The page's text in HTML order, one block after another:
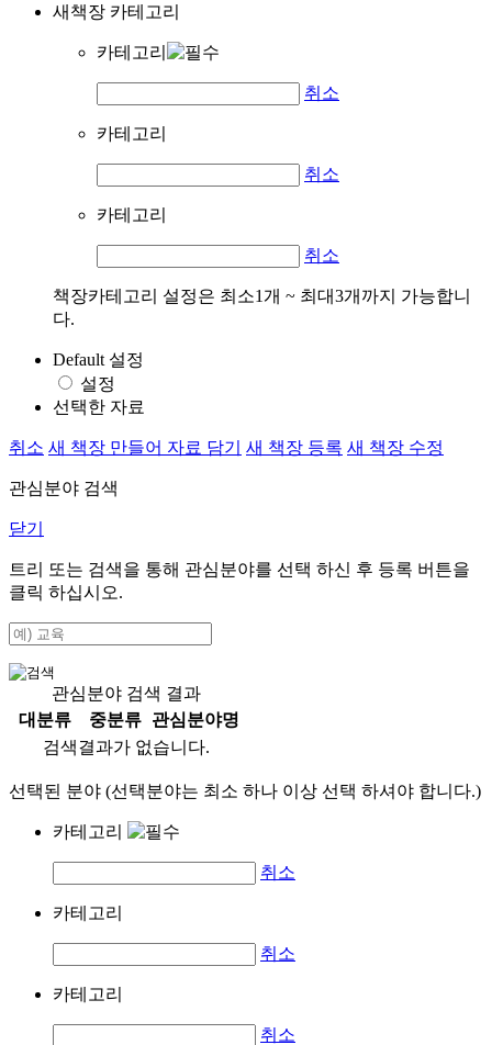
새책장 카테고리
카테고리
취소
카테고리
취소
카테고리
취소
책장카테고리 설정은 최소1개 ~ 최대3개까지 가능합니
다.
Default 설정
설정
선택한 자료
취소 새 책장 만들어 자료 담기 새 책장 등록 새 책장 수정
관심분야 검색
닫기
트리 또는 검색을 통해 관심분야를 선택 하신 후 등록 버튼을
클릭 하십시오.
관심분야 검색 결과
대분류
중분류
관심분야명
검색결과가 없습니다.
선택된 분야 (선택분야는 최소 하나 이상 선택 하셔야 합니다.)
카테고리
취소
카테고리
취소
카테고리
취소